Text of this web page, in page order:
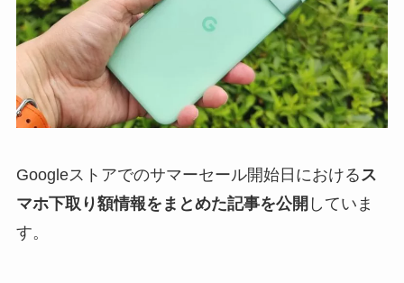
Googleストアでのサマーセール開始日におけるス
マホ下取り額情報をまとめた記事を公開 していま
す。